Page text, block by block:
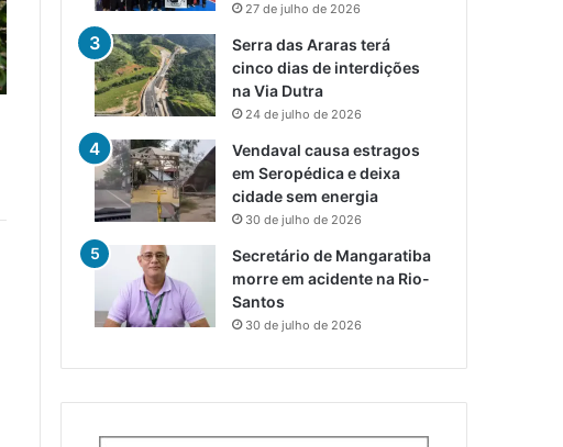
27 de julho de 2026
Serra das Araras terá
cinco dias de interdições
na Via Dutra
24 de julho de 2026
Vendaval causa estragos
em Seropédica e deixa
cidade sem energia
30 de julho de 2026
Secretário de Mangaratiba
morre em acidente na Rio-
Santos
30 de julho de 2026